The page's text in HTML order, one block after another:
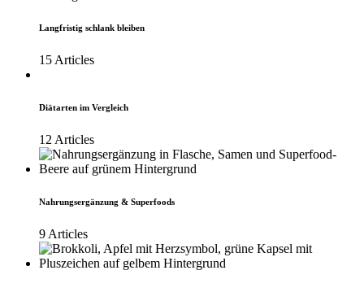
Langfristig schlank bleiben
15 Articles
Diätarten im Vergleich
12 Articles
Nahrungsergänzung & Superfoods
9 Articles